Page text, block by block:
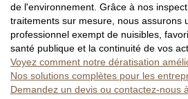
de l'environnement. Grâce à nos
traitements sur mesure, nous assurons
professionnel exempt de nuisibles,
santé publique et la continuité de vos
Voyez comment notre dératisation
Nos solutions complètes pour les
Demandez un devis ou contactez-nous